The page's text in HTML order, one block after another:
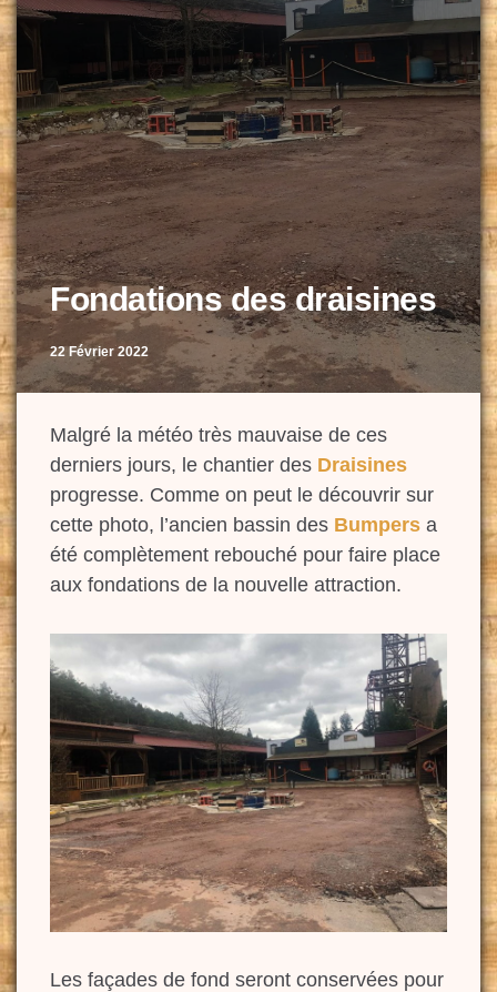
Fondations des draisines
22 Février 2022
Malgré la météo très mauvaise de ces
derniers jours, le chantier des Draisines
progresse. Comme on peut le découvrir sur
cette photo, l’ancien bassin des Bumpers a
été complètement rebouché pour faire place
aux fondations de la nouvelle attraction.
Les façades de fond seront conservées pour